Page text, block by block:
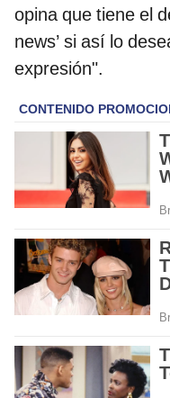
opina que tiene el
news’ si así lo
expresión".